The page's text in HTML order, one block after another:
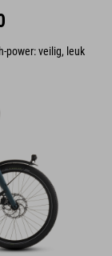
power: veilig, leuk